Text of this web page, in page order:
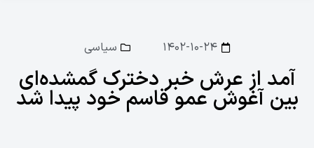
۱۴۰۲-۱۰-۲۴ سیاسی
آمد از عرش خبر دخترک گمشده‌ای
بین آغوش عمو قاسم خود پیدا شد